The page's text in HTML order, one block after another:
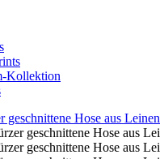
Kollektion
geschnittene Hose aus Leinen